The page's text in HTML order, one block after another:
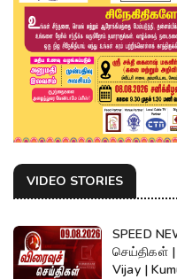
VIDEO STORIES
SPEED
செய்திகள் |
Vijay |